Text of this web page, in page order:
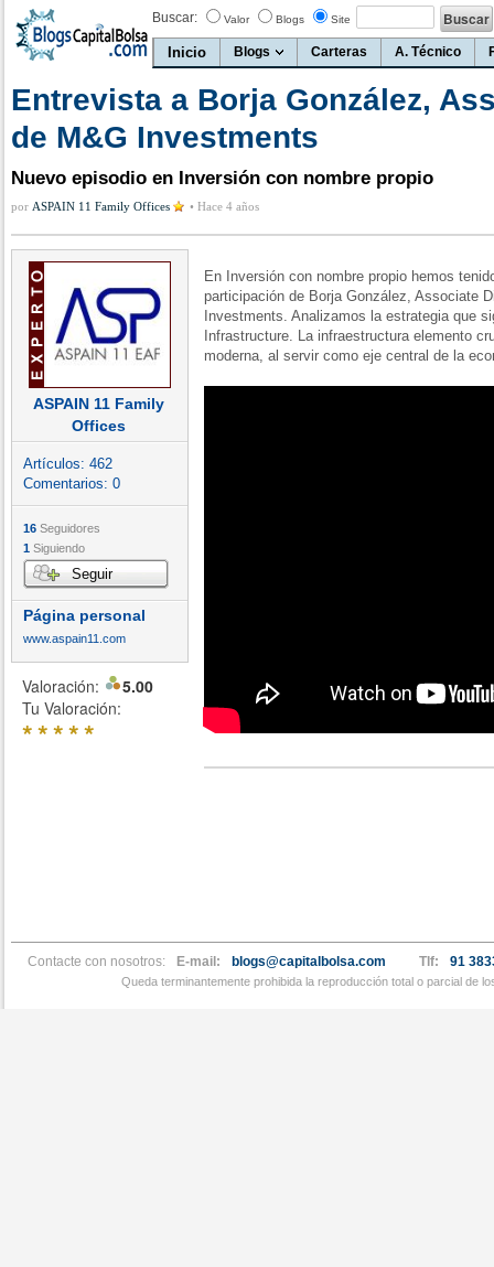
Buscar: Valor Blogs Site
Inicio Blogs Carteras A. Técnico
Entrevista a Borja González,
de M&G Investments
Nuevo episodio en Inversión con nombre propio
por ASPAIN 11 Family Offices • Hace 4 años
ASPAIN 11 Family
Offices
Artículos: 462
Comentarios: 0
16 Seguidores
1 Siguiendo
Seguir
Página personal
www.aspain11.com
Valoración:
5.00
Tu Valoración:
*****
En Inversión con nombre propio hemos
participación de Borja González, Associate
Investments. Analizamos la estrategia que
Infrastructure. La infraestructura elemento
moderna, al servir como eje central de la
Contacte con nosotros: E-mail: blogs@capitalbolsa.com Tlf: 91
Queda terminantemente prohibida la reproducción total o parcial de